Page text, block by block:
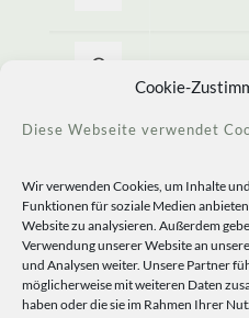
Cookie-
Diese Webseite verwendet
Wir verwenden Cookies, um Inhalte
Funktionen für soziale Medien
Website zu analysieren. Außerdem
Verwendung unserer Website an
und Analysen weiter. Unsere Partner
möglicherweise mit weiteren Daten
haben oder die sie im Rahmen Ihrer